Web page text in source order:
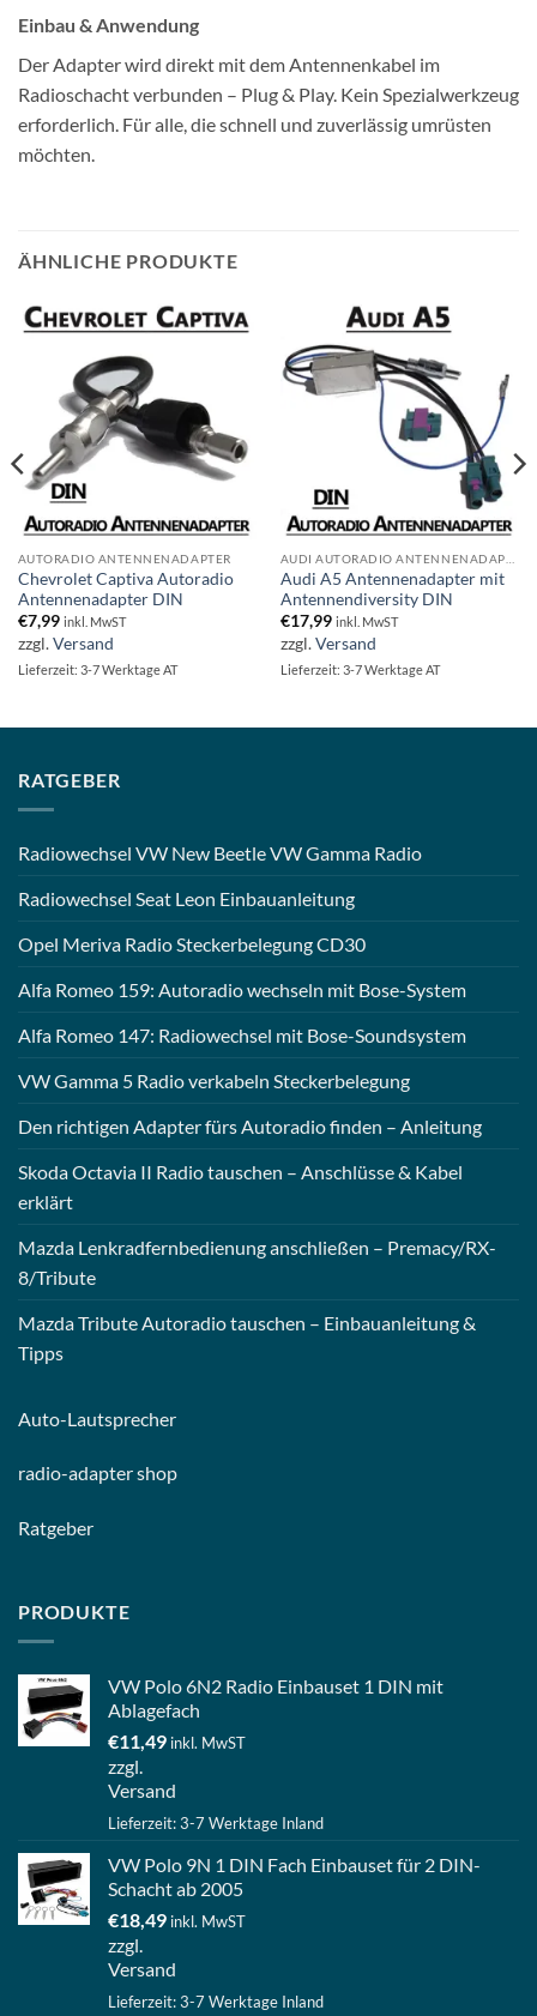
Einbau & Anwendung
Der Adapter wird direkt mit dem Antennenkabel im
Radioschacht verbunden – Plug & Play. Kein Spezialwerkzeug
erforderlich. Für alle, die schnell und zuverlässig umrüsten
möchten.
ÄHNLICHE PRODUKTE
AUTORADIO ANTENNENADAPTER
Chevrolet Captiva Autoradio
Antennenadapter DIN
€7,99 inkl. MwST
zzgl.Versand
Lieferzeit: 3-7 Werktage AT
Audi A5 Antennenadapter mit
Antennendiversity DIN
€17,99 inkl. MwST
zzgl.Versand
Lieferzeit: 3-7 Werktage AT
RATGEBER
Radiowechsel VW New Beetle VW Gamma Radio
Radiowechsel Seat Leon Einbauanleitung
Opel Meriva Radio Steckerbelegung CD30
Alfa Romeo 159: Autoradio wechseln mit Bose-System
Alfa Romeo 147: Radiowechsel mit Bose-Soundsystem
VW Gamma 5 Radio verkabeln Steckerbelegung
Den richtigen Adapter fürs Autoradio finden – Anleitung
Skoda Octavia II Radio tauschen – Anschlüsse & Kabel
erklärt
Mazda Lenkradfernbedienung anschließen – Premacy/RX-
8/Tribute
Mazda Tribute Autoradio tauschen – Einbauanleitung &
Tipps
Auto-Lautsprecher
radio-adapter shop
Ratgeber
PRODUKTE
VW Polo 6N2 Radio Einbauset 1 DIN mit
Ablagefach
€11,49 inkl. MwST
zzgl.
Versand
Lieferzeit: 3-7 Werktage Inland
VW Polo 9N 1 DIN Fach Einbauset für 2 DIN-
Schacht ab 2005
€18,49 inkl. MwST
zzgl.
Versand
Lieferzeit: 3-7 Werktage Inland